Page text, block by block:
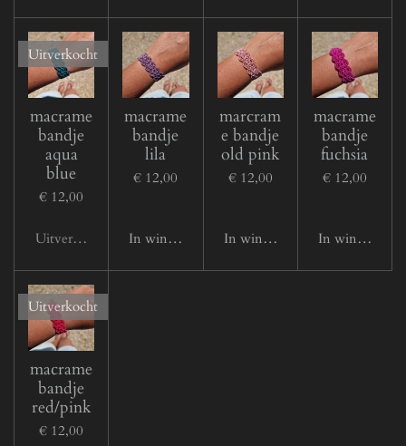
Uitverkocht
macrame
bandje
aqua
blue
€ 12,00
Uitverkocht
macrame
bandje
lila
€ 12,00
In winkelwagen
marcram
e bandje
old pink
€ 12,00
In winkelwagen
macrame
bandje
fuchsia
€ 12,00
In
Uitverkocht
macrame
bandje
red/pink
€ 12,00